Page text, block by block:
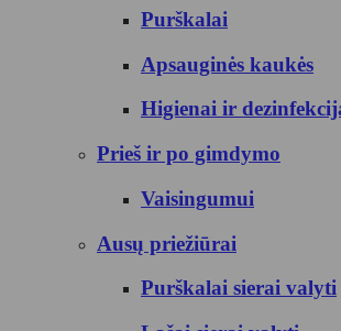
Purškalai
Apsauginės kaukės
Higienai ir
Prieš ir po gimdymo
Vaisingumui
Ausų priežiūrai
Purškalai sierai valyti